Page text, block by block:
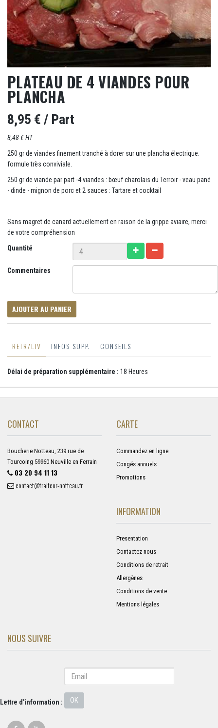
PLATEAU DE 4 VIANDES POUR
PLANCHA
8,95 € / Part
8,48 € HT
250 gr de viandes finement tranché à dorer sur une plancha électrique.
formule très conviviale.
250 gr de viande par part -4 viandes : bœuf charolais du Terroir - veau pané
- dinde - mignon de porc et 2 sauces : Tartare et cocktail
Sans magret de canard actuellement en raison de la grippe aviaire, merci
de votre compréhension
Quantité
Commentaires
AJOUTER AU PANIER
RETR/LIV INFOS SUPP. CONSEILS
Délai de préparation supplémentaire : 18 Heures
CONTACT
Boucherie Notteau, 239 rue de
Tourcoing 59960 Neuville en Ferrain
03 20 94 11 13
contact@traiteur-notteau.fr
CARTE
Commandez en ligne
Congés annuels
Promotions
INFORMATION
Presentation
Contactez nous
Conditions de retrait
Allergènes
Conditions de vente
Mentions légales
NOUS SUIVRE
Lettre d'information : OK